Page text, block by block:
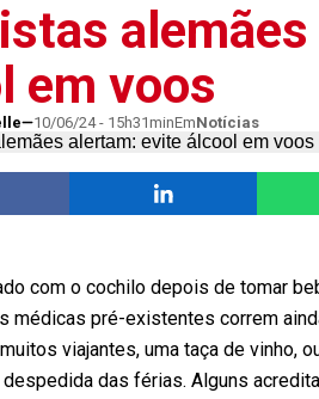
em voos
10/06/24 - 15h31minEmNotícias
com o cochilo depois de tomar
médicas pré-existentes correm
viajantes, uma taça de vinho,
das férias. Alguns